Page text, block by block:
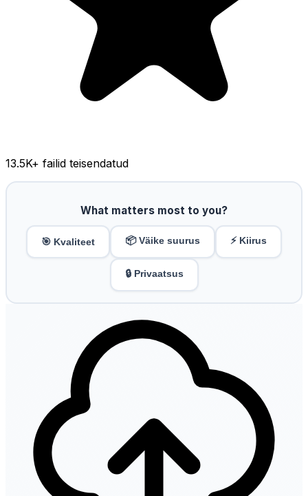
13.5K+ failid teisendatud
What matters most to you?
🎯 Kvaliteet 📦 Väike suurus ⚡ Kiirus
🔒 Privaatsus